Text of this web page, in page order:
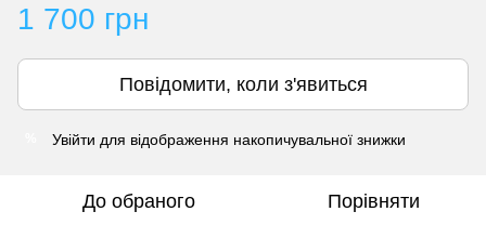
1 700 грн
Повідомити, коли з'явиться
Увійти для відображення накопичувальної знижки
До обраного Порівняти